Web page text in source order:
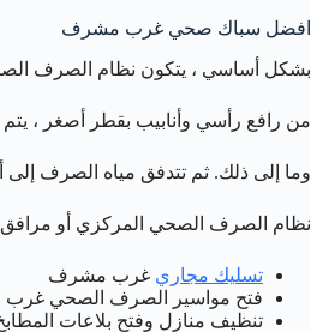
افضل سباك صحي غرب مشرف
بشكل أساسي ، يتكون نظام الصرف
من رافع رأسي وأنابيب بقطر أصغر ،
وما إلى ذلك. ثم تتدفق مياه الصرف إلى
نظام الصرف الصحي المركزي أو مرافق
تسليك مجاري غرب مشرف
فتح مواسير الصرف الصحي
تنظيف منازل وفتح بلاعات